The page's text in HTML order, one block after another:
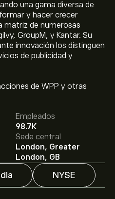
una gama diversa de
y hacer crecer
matriz de numerosas
GroupM, y Kantar. Su
innovación los distinguen
de publicidad y
de WPP y otras
Empleados
98.7K
Sede central
London, Greater
London, GB
NYSE
de WPP es de 25.95‎$‎.
las acciones de WPP plc
eToro para conocer los
de los analistas.
para las acciones de
del mercado, los
previsto. Consulta